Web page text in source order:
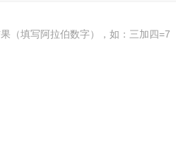
（填写阿拉伯数字），如：三加四=7